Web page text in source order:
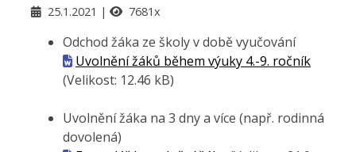
25.1.2021 7681x
Odchod žáka ze školy v době vyučování
Uvolnění žáků během výuky 4.-9. ročník
(Velikost: 12.46 kB)
Uvolnění žáka na 3 dny a více (např. rodinná
dovolená)